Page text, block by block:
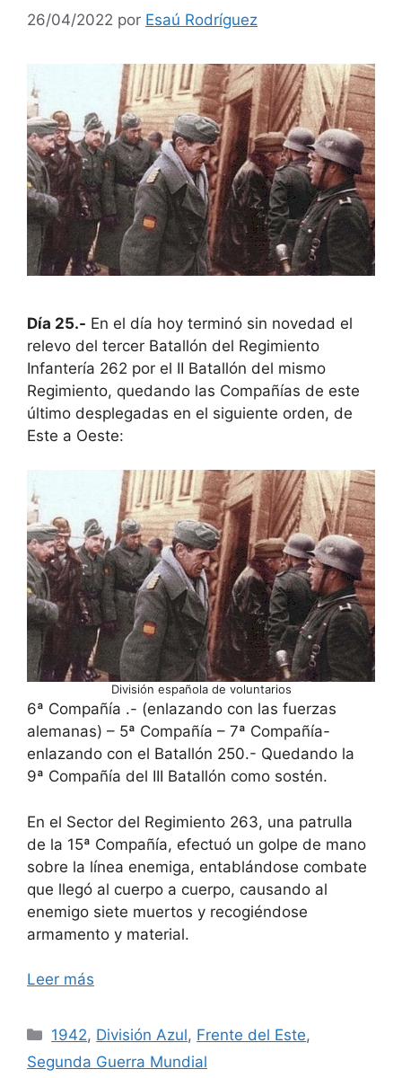
26/04/2022 por Esaú Rodríguez
Día 25.- En el día hoy terminó sin novedad el
relevo del tercer Batallón del Regimiento
Infantería 262 por el II Batallón del mismo
Regimiento, quedando las Compañías de este
último desplegadas en el siguiente orden, de
Este a Oeste:
División española de voluntarios
6ª Compañía .- (enlazando con las fuerzas
alemanas) – 5ª Compañía – 7ª Compañía-
enlazando con el Batallón 250.- Quedando la
9ª Compañía del III Batallón como sostén.
En el Sector del Regimiento 263, una patrulla
de la 15ª Compañía, efectuó un golpe de mano
sobre la línea enemiga, entablándose combate
que llegó al cuerpo a cuerpo, causando al
enemigo siete muertos y recogiéndose
armamento y material.
Leer más
Categorías
1942, División Azul, Frente del Este,
Segunda Guerra Mundial